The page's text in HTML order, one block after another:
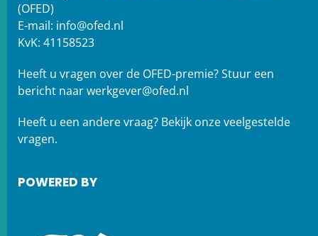
(OFED)
E-mail: info@ofed.nl
KvK: 41158523
Heeft u vragen over de OFED-premie? Stuur een
bericht naarwerkgever@ofed.nl
Heeft u een andere vraag? Bekijk onze veelgestelde
vragen.
POWERED BY